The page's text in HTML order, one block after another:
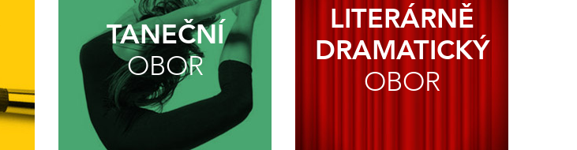
TANEČNÍ
OBOR
LITERÁRNĚ
DRAMATICKÝ
OBOR